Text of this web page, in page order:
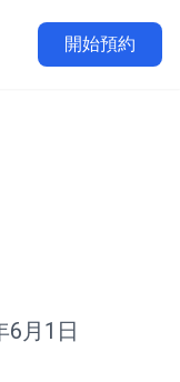
開始預約
6月1日